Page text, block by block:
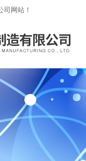
网站！